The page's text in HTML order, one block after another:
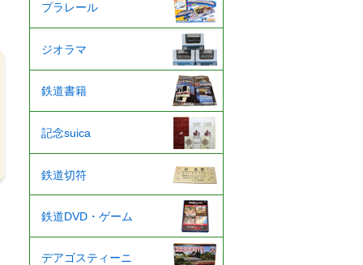
プラレール
ジオラマ
鉄道書籍
記念suica
鉄道切符
鉄道DVD・ゲーム
デアゴスティーニ